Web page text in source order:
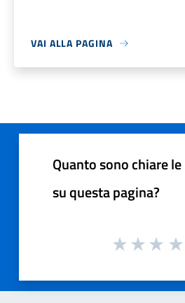
VAI ALLA PAGINA
Quanto sono chiare
su questa pagina?